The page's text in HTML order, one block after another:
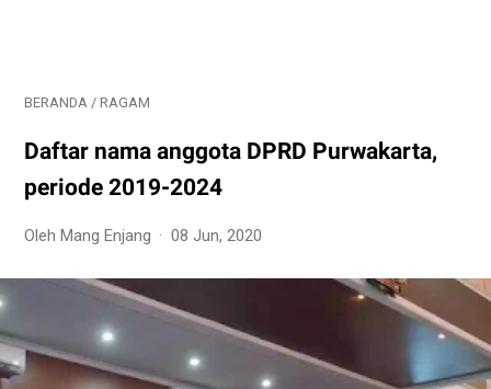
BERANDA / RAGAM
Daftar nama anggota DPRD Purwakarta,
periode 2019-2024
Oleh Mang Enjang 08 Jun, 2020